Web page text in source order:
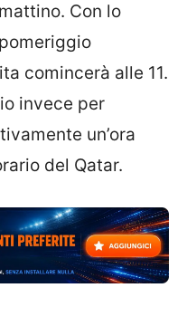
Con lo
comincerà alle 11.
invece per
un’ora
del Qatar.